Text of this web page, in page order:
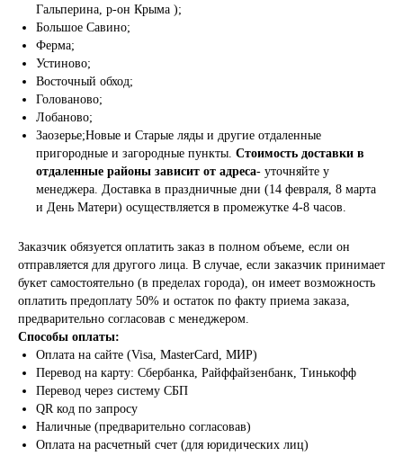
Гальперина, р-он Крыма );
Большое Савино;
Ферма;
Устиново;
Восточный обход;
Голованово;
Лобаново;
Заозерье;Новые и Старые ляды и другие отдаленные
пригородные и загородные пункты. Стоимость доставки в
отдаленные районы зависит от адреса- уточняйте у
менеджера. Доставка в праздничные дни (14 февраля, 8 марта
и День Матери) осуществляется в промежутке 4-8 часов.
Заказчик обязуется оплатить заказ в полном объеме, если он
отправляется для другого лица. В случае, если заказчик принимает
букет самостоятельно (в пределах города), он имеет возможность
оплатить предоплату 50% и остаток по факту приема заказа,
предварительно согласовав с менеджером.
Способы оплаты:
Оплата на сайте (Visa, MasterCard, МИР)
Перевод на карту: Сбербанка, Райффайзенбанк, Тинькофф
Перевод через систему СБП
QR код по запросу
Наличные (предварительно согласовав)
Оплата на расчетный счет (для юридических лиц)